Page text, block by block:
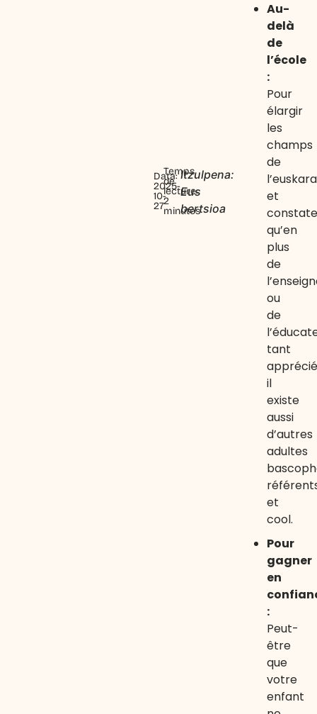
Data:
2025-
10-
27
Temps
de
lecture:
2
minutes
Itzulpena:
Eus
bertsioa
Au-
delà
de
l’école
:
Pour
élargir
les
champs
de
et
qu’en
plus
de
ou
de
tant
il
existe
aussi
d’autres
adultes
et
cool.
Pour
gagner
en
:
Peut-
être
que
votre
enfant